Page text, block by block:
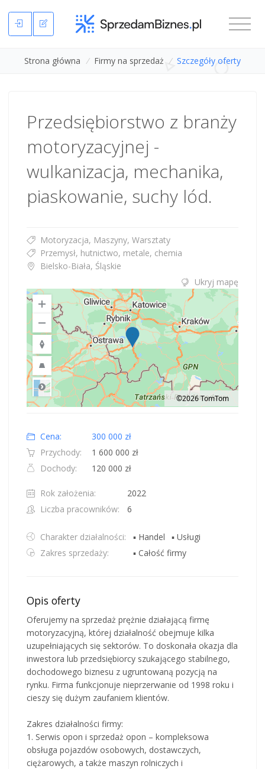
Strona główna / Firmy na sprzedaż / Szczegóły oferty
Przedsiębiorstwo z branży
motoryzacyjnej -
wulkanizacja, mechanika,
piaskowanie, suchy lód.
Motoryzacja, Maszyny, Warsztaty
Przemysł, hutnictwo, metale, chemia
Bielsko-Biała, Śląskie
Ukryj mapę
Road
©2026 TomTom
Cena:
300 000 zł
Przychody:
1 600 000 zł
Dochody:
120 000 zł
Rok założenia:
2022
Liczba pracowników:
6
Charakter działalności: ▪ Handel
▪ Usługi
Zakres sprzedaży:
▪ Całość firmy
Opis oferty
Oferujemy na sprzedaż prężnie działającą firmę
motoryzacyjną, której działalność obejmuje kilka
uzupełniających się sektorów. To doskonała okazja dla
inwestora lub przedsiębiorcy szukającego stabilnego,
dochodowego biznesu z ugruntowaną pozycją na
rynku. Firma funkcjonuje nieprzerwanie od 1998 roku i
cieszy się dużym zaufaniem klientów.
Zakres działalności firmy:
1. Serwis opon i sprzedaż opon – kompleksowa
obsługa pojazdów osobowych, dostawczych,
ciężarowych, a także maszyn rolniczych i